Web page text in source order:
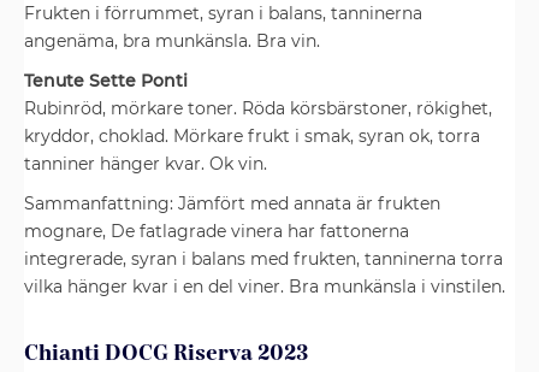
Frukten i förrummet, syran i balans, tanninerna
angenäma, bra munkänsla. Bra vin.
Tenute Sette Ponti
Rubinröd, mörkare toner. Röda körsbärstoner, rökighet,
kryddor, choklad. Mörkare frukt i smak, syran ok, torra
tanniner hänger kvar. Ok vin.
Sammanfattning: Jämfört med annata är frukten
mognare, De fatlagrade vinera har fattonerna
integrerade, syran i balans med frukten, tanninerna torra
vilka hänger kvar i en del viner. Bra munkänsla i vinstilen.
Chianti DOCG Riserva 2023